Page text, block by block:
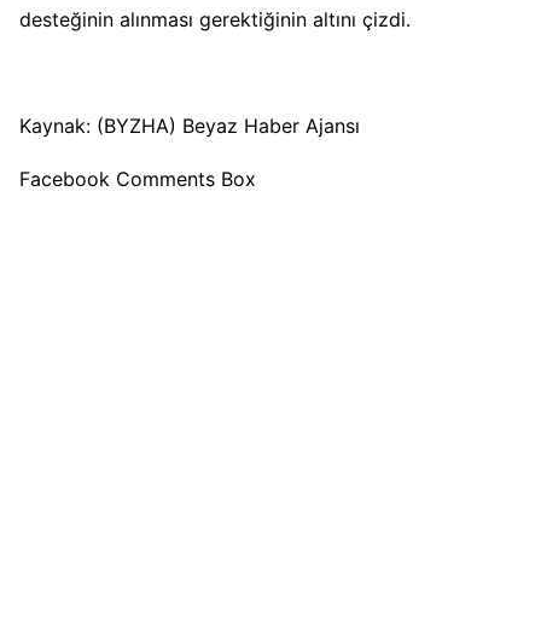
desteğinin alınması gerektiğinin altını çizdi.
Kaynak: (BYZHA) Beyaz Haber Ajansı
Facebook Comments Box